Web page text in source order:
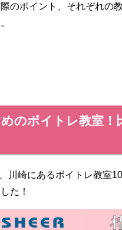
のポイント、それぞれの
のボイトレ教室！
川崎にあるボイトレ教室
た！